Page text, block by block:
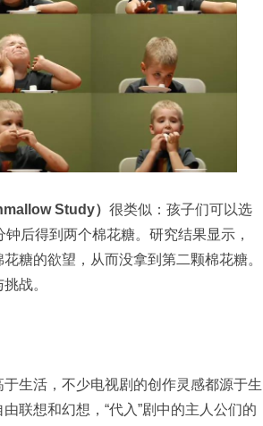
Study） 很类似：孩子们可以选
后得到两个棉花糖。研究结果显示，
糖的欲望，从而没拿到第二颗棉花糖。
战。
生活，不少电视剧的创作灵感都源于生
联想和幻想，“代入”剧中的主人公们的